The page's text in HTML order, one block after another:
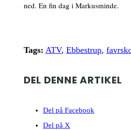
ned. En fin dag i Markusminde.
Tags: ATV,Ebbestrup,
DEL DENNE ARTIKEL
Del på Facebook
Del på X